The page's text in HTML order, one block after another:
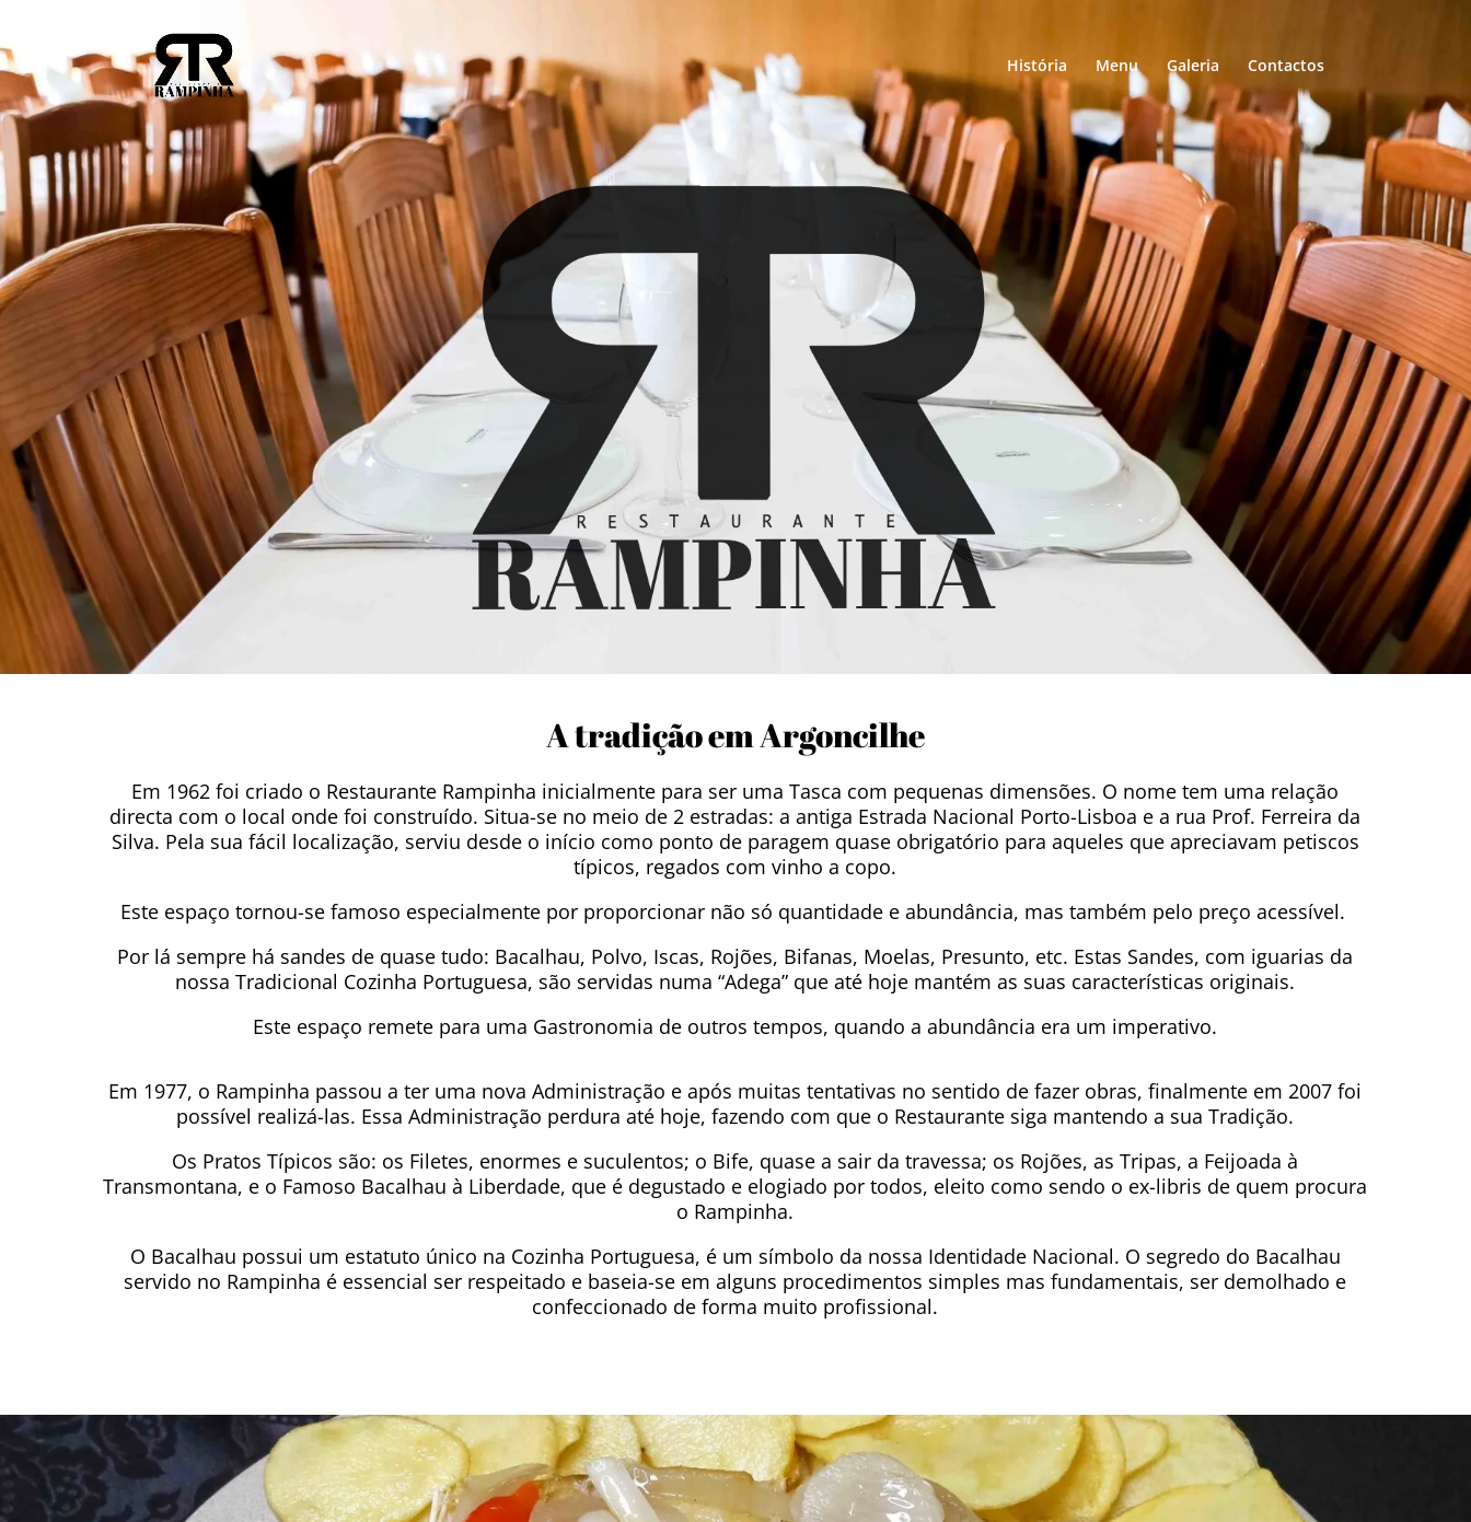
História Menu Galeria Contactos
A tradição em Argoncilhe
Em 1962 foi criado o Restaurante Rampinha inicialmente para ser uma Tasca com pequenas dimensões. O nome tem uma relação
directa com o local onde foi construído. Situa-se no meio de 2 estradas: a antiga Estrada Nacional Porto-Lisboa e a rua Prof. Ferreira da
Silva. Pela sua fácil localização, serviu desde o início como ponto de paragem quase obrigatório para aqueles que apreciavam petiscos
típicos, regados com vinho a copo.
Este espaço tornou-se famoso especialmente por proporcionar não só quantidade e abundância, mas também pelo preço acessível.
Por lá sempre há sandes de quase tudo: Bacalhau, Polvo, Iscas, Rojões, Bifanas, Moelas, Presunto, etc. Estas Sandes, com iguarias da
nossa Tradicional Cozinha Portuguesa, são servidas numa “Adega” que até hoje mantém as suas características originais.
Este espaço remete para uma Gastronomia de outros tempos, quando a abundância era um imperativo.
Em 1977, o Rampinha passou a ter uma nova Administração e após muitas tentativas no sentido de fazer obras, finalmente em 2007 foi
possível realizá-las. Essa Administração perdura até hoje, fazendo com que o Restaurante siga mantendo a sua Tradição.
Os Pratos Típicos são: os Filetes, enormes e suculentos; o Bife, quase a sair da travessa; os Rojões, as Tripas, a Feijoada à
Transmontana, e o Famoso Bacalhau à Liberdade, que é degustado e elogiado por todos, eleito como sendo o ex-libris de quem procura
o Rampinha.
O Bacalhau possui um estatuto único na Cozinha Portuguesa, é um símbolo da nossa Identidade Nacional. O segredo do Bacalhau
servido no Rampinha é essencial ser respeitado e baseia-se em alguns procedimentos simples mas fundamentais, ser demolhado e
confeccionado de forma muito profissional.